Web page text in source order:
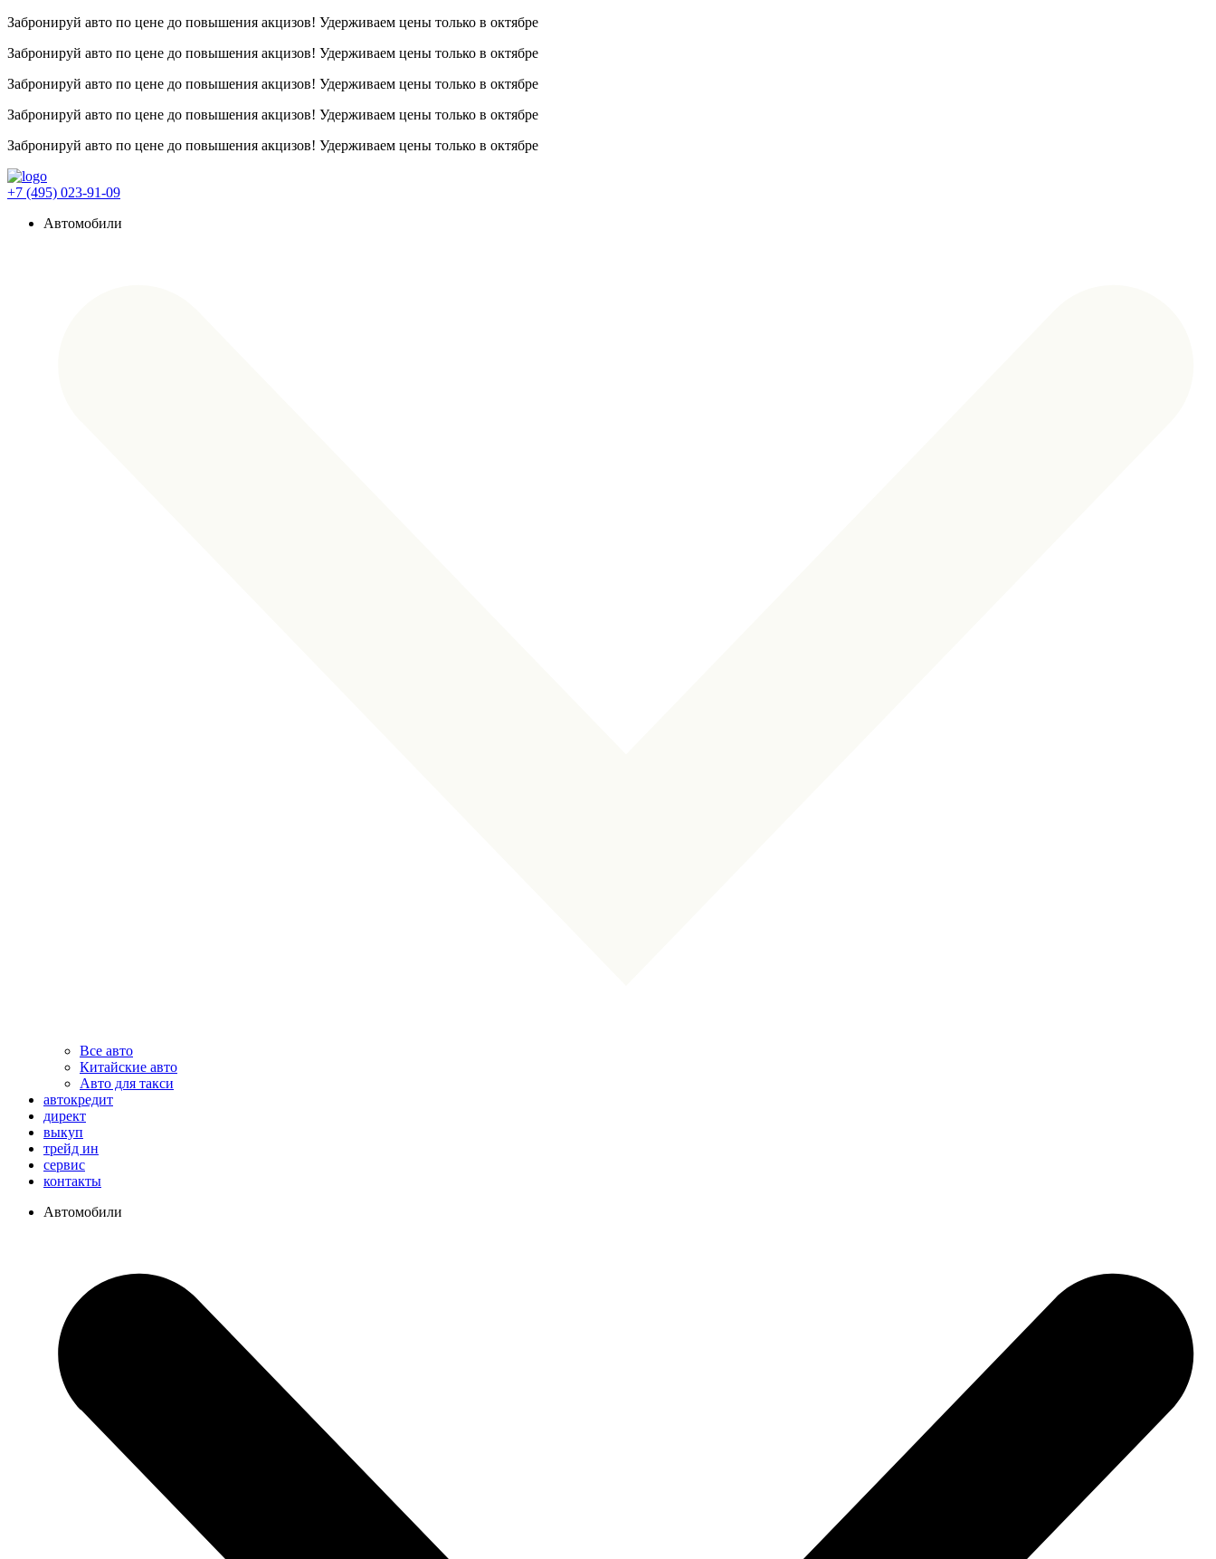
Забронируй авто по цене до повышения акцизов! Удерживаем цены только в октябре
Забронируй авто по цене до повышения акцизов! Удерживаем цены только в октябре
Забронируй авто по цене до повышения акцизов! Удерживаем цены только в октябре
Забронируй авто по цене до повышения акцизов! Удерживаем цены только в октябре
Забронируй авто по цене до повышения акцизов! Удерживаем цены только в октябре
+7 (495) 023-91-09
Автомобили
Все авто
Китайские авто
Авто для такси
автокредит
директ
выкуп
трейд ин
сервис
контакты
Автомобили